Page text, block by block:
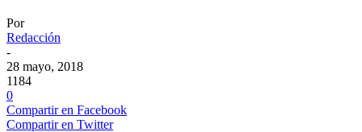
Por
Redacción
-
28 mayo, 2018
1184
0
Compartir en Facebook
Compartir en Twitter